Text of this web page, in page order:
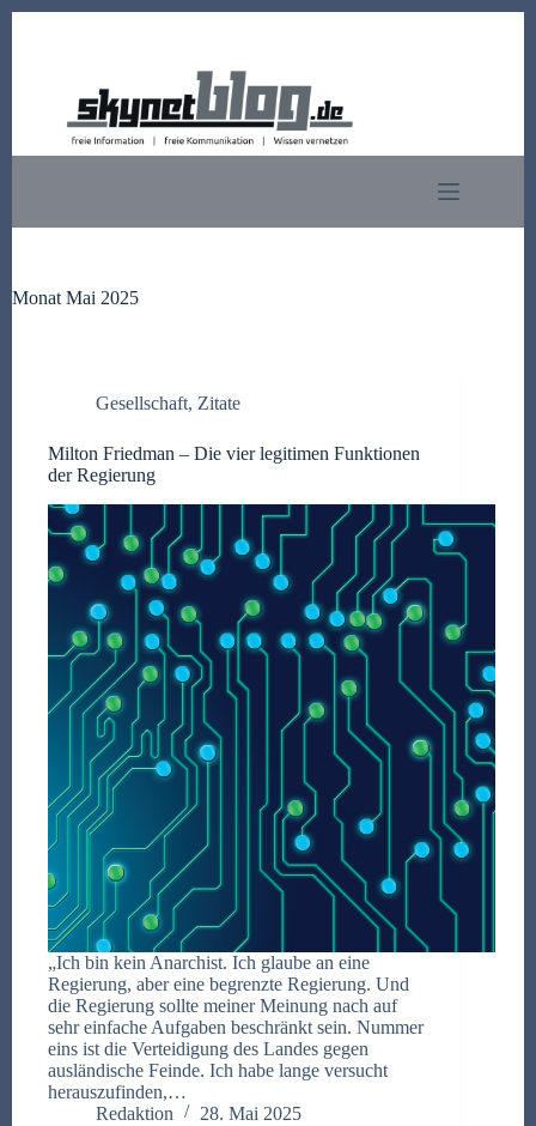
Monat Mai 2025
Gesellschaft, Zitate
Milton Friedman – Die vier legitimen Funktionen
der Regierung
„Ich bin kein Anarchist. Ich glaube an eine
Regierung, aber eine begrenzte Regierung. Und
die Regierung sollte meiner Meinung nach auf
sehr einfache Aufgaben beschränkt sein. Nummer
eins ist die Verteidigung des Landes gegen
ausländische Feinde. Ich habe lange versucht
herauszufinden,…
Redaktion
28. Mai 2025